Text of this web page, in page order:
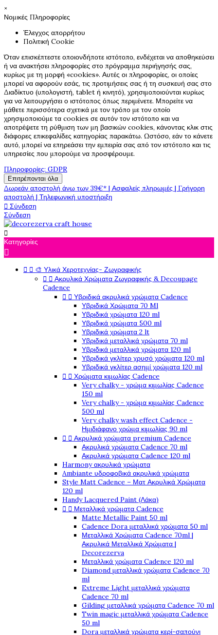
×
Νομικές Πληροφορίες
Έλεγχος απορρήτου
Πολιτική Cookie
Όταν επισκέπτεστε οποιονδήποτε ιστότοπο, ενδέχεται να αποθηκεύσει
ή να ανακτήσει πληροφορίες στο πρόγραμμα περιήγησής σας,
κυρίως με τη μορφή «cookies». Αυτές οι πληροφορίες, οι οποίες
μπορεί να αφορούν εσάς, τις προτιμήσεις σας ή τη συσκευή σας στο
Διαδίκτυο (υπολογιστή, tablet ή κινητό), χρησιμοποιούνται κυρίως
για να λειτουργήσει ο ιστότοπος όπως περιμένετε. Μπορείτε να
μάθετε περισσότερα σχετικά με τον τρόπο με τον οποίο
χρησιμοποιούμε τα cookies σε αυτόν τον ιστότοπο και να
αποτρέψετε τη ρύθμιση των μη βασικών cookies, κάνοντας κλικ στις
διάφορες επικεφαλίδες κατηγορίας παρακάτω. Ωστόσο, εάν το κάνετε
αυτό, μπορεί να επηρεάσει την εμπειρία σας από τον ιστότοπο και τις
υπηρεσίες που μπορούμε να προσφέρουμε.
Πληροφορίες: GDPR
Επιτρέπονται όλα
Δωρεάν αποστολή άνω των 39€* | Ασφαλείς πληρωμές | Γρήγορη
αποστολή | Τηλεφωνική υποστήριξη
 Σύνδεση
Σύνδεση

Κατηγορίες

  🎨 Υλικά Χεροτεχνίας- Ζωγραφικής
  Ακρυλικά Χρώματα Ζωγραφικής & Decoupage
Cadence
  Υβριδικά ακρυλικά χρώματα Cadence
Υβριδικά Χρώματα 70 Ml
Υβριδικά χρώματα 120 ml
Υβριδικά χρώματα 500 ml
Υβριδικά χρώματα 2 lt
Υβριδικά μεταλλικά χρώματα 70 ml
Υβριδικά μεταλλικά χρώματα 120 ml
Υβριδικά γκλίτερ χρυσό χρώματα 120 ml
Υβριδικά γκλίτερ ασημί χρώματα 120 ml
  Χρώματα κιμωλίας Cadence
Very chalky - χρώμα κιμωλίας Cadence
150 ml
Very chalky - χρώμα κιμωλίας Cadence
500 ml
Very chalky wash effect Cadence -
Ημιδιάφανο χρώμα κιμωλίας 90 ml
  Ακρυλικά χρώματα premium Cadence
Ακρυλικά χρώματα Cadence 70 ml
Ακρυλικά χρώματα Cadence 120 ml
Harmony ακρυλικά χρώματα
Ambiante υδροφοβικά ακρυλικά χρώματα
Style Matt Cadence – Ματ Ακρυλικά Χρώματα
120 ml
Handy Lacquered Paint (Λάκα)
  Μεταλλικά χρώματα Cadence
Matte Metallic Paint 50 ml
Cadence Dora μεταλλικά χρώματα 50 ml
Μεταλλικά Χρώματα Cadence 70ml |
Ακρυλικά Μεταλλικά Χρώματα |
Decorezerva
Μεταλλικά χρώματα Cadence 120 ml
Diamond μεταλλικά χρώματα Cadence 70
ml
Extreme Light μεταλλικά χρώματα
Cadence 70 ml
Gilding μεταλλικά χρώματα Cadence 70 ml
Twin magic μεταλλικά χρώματα Cadence
50 ml
Dora μεταλλικά χρώματα κερί-σαπούνι